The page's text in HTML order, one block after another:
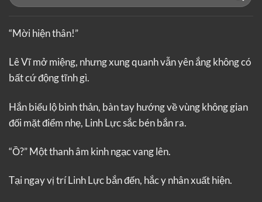
“Mời hiện thân!”
Lê Vĩ mở miệng, nhưng xung quanh vẫn yên ắng không có
bất cứ động tĩnh gì.
Hắn biểu lộ bình thản, bàn tay hướng về vùng không gian
đối mặt điểm nhẹ, Linh Lực sắc bén bắn ra.
“Ồ?” Một thanh âm kinh ngạc vang lên.
Tại ngay vị trí Linh Lực bắn đến, hắc y nhân xuất hiện.